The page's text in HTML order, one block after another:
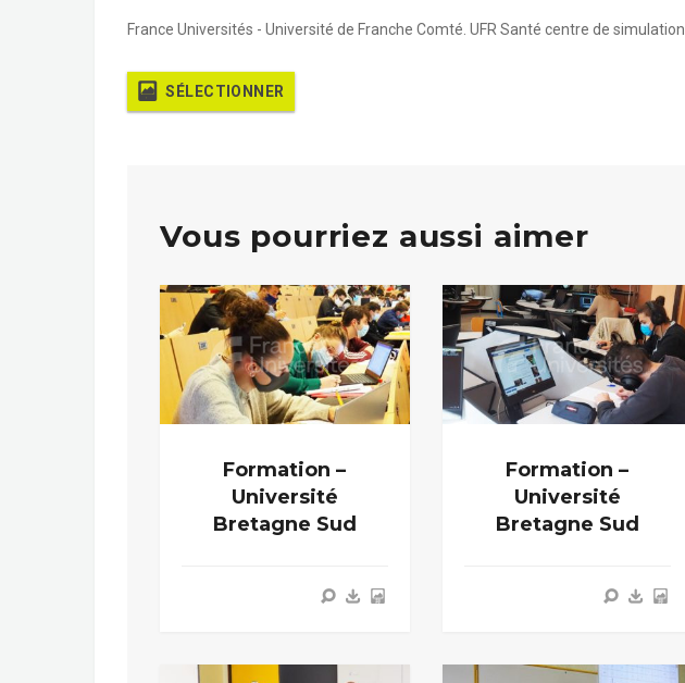
France Universités - Université de Franche Comté. UFR Santé centre de simulation
SÉLECTIONNER
Vous pourriez aussi aimer
Formation –
Université
Bretagne Sud
Formation –
Université
Bretagne Sud